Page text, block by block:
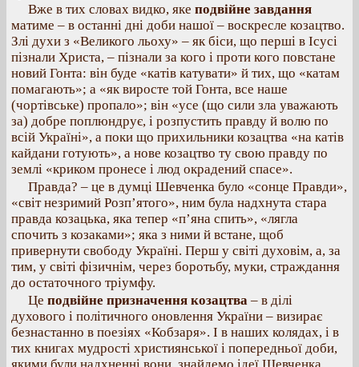
Вже в тих словах видко, яке подвійне завдання
матиме – в останні дні доби нашої – воскресле козацтво.
Злі духи з «Великого льоху» – як біси, що перші в Ісусі
пізнали Христа, – пізнали за кого і проти кого повстане
новий Гонта: він буде «катів катувати» й тих, що «катам
помагають»; а «як виросте той Гонта, все наше
(чортівське) пропало»; він «усе (що сили зла уважають
за) добре поплюндрує, і розпустить правду й волю по
всій Україні», а поки що прихильники козацтва «на катів
кайдани готують», а нове козацтво ту свою правду по
землі «криком пронесе і люд окрадений спасе».
Правда? – це в думці Шевченка було «сонце Правди»,
«світ незримий Розп’ятого», ним була надхнута стара
правда козацька, яка тепер «п’яна спить», «лягла
спочить з козаками»; яка з ними й встане, щоб
привернути свободу Україні. Перш у світі духовім, а, за
тим, у світі фізичнім, через боротьбу, муки, страждання
до остаточного тріумфу.
Це подвійне призначення козацтва – в ділі
духового і політичного оновлення України – визирає
безнастанно в поезіях «Кобзаря». І в наших колядах, і в
тих книгах мудрості християнської і попередньої доби,